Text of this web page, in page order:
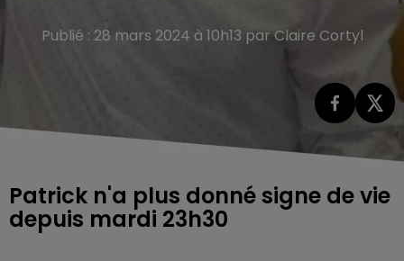
Publié : 28 mars 2024 à 10h13 par Claire Cortyl
Patrick n'a plus donné signe de vie
depuis mardi 23h30